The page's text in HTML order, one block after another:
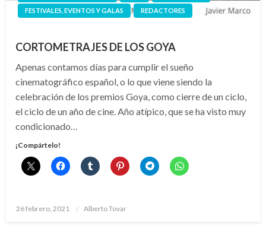
FESTIVALES, EVENTOS Y GALAS
REDACTORES
CORTOMETRAJES DE LOS GOYA
Apenas contamos días para cumplir el sueño
cinematográfico español, o lo que viene siendo la
celebración de los premios Goya, como cierre de un ciclo,
el ciclo de un año de cine. Año atípico, que se ha visto muy
condicionado…
¡Compártelo!
Publicado
26 febrero, 2021 Alberto Tovar